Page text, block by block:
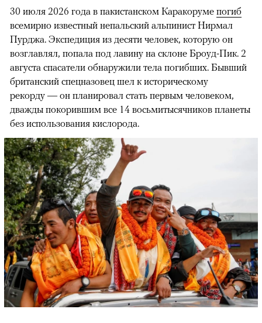
30 июля 2026 года в пакистанском Каракоруме погиб
всемирно известный непальский альпинист Нирмал
Пурджа. Экспедиция из десяти человек, которую он
возглавлял, попала под лавину на склоне Броуд-Пик. 2
августа спасатели обнаружили тела погибших. Бывший
британский спецназовец шел к историческому
рекорду — он планировал стать первым человеком,
дважды покорившим все 14 восьмитысячников планеты
без использования кислорода.